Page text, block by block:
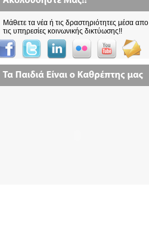
Μάθετε τα νέα ή τις δραστηριότητες μέσα απο
τις υπηρεσίες κοινωνικής δικτύωσης!!